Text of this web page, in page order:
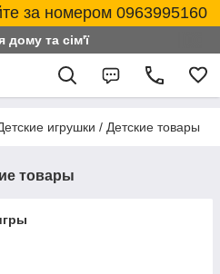
за номером 0963995160
дому та сім'ї
игрушки / Детские товары
товары